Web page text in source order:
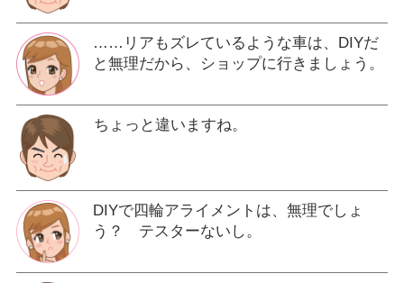
……リアもズレているような車は、DIYだ
と無理だから、ショップに行きましょう。
ちょっと違いますね。
DIYで四輪アライメントは、無理でしょ
う？ テスターないし。